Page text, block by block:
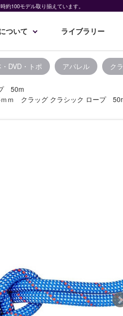
100モデル取り揃えています。
ついて ライブラリー
DVD・トポ アパレル ク
50m
ｍ クラッグ クラシック ロープ